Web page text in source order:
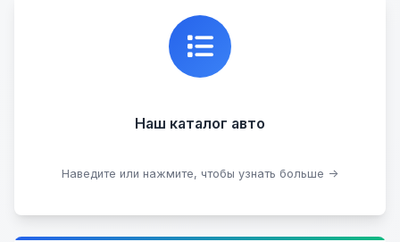
Наш каталог авто
Наведите или нажмите, чтобы узнать больше →
Каталог проверенных автомобилей в отличном
состоянии, где вы можете найти подробную
информацию о каждом авто.
Посмотреть каталог